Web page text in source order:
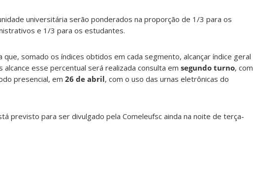
universitária serão ponderados na proporção de 1/3 para os
e 1/3 para os estudantes.
que, somado os índices obtidos em cada segmento, alcançar índice geral
alcance esse percentual será realizada consulta em segundo turno, com
presencial, em 26 de abril, com o uso das urnas eletrônicas do
previsto para ser divulgado pela Comeleufsc ainda na noite de terça-